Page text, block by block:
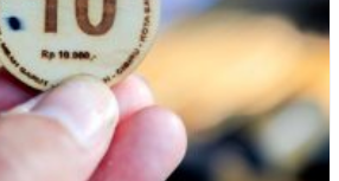
kembali digelar di Batam( disbudpar.batam.go.id)